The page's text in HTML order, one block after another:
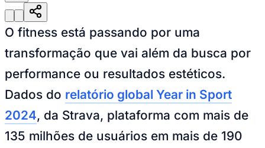
AldeiaAldeia da Serra
Belval
VistaCalifórnia Carapicuíba Chácaras Marco
RegiãoCotiaCruz PretaEngenho Novo Fazenda
Militar ItapeviJandira Jardim Audir Jardim Belval Jardim
CalifórniaJardim dos AltosJardim dos CamargosJardim
EsperançaJardim Graziela Jardim Iracema Jardim ItaquitiJardim
Julio Jardim LíbanoJardim Maria CristinaJardim Maria Helena
MutingaJardim ParaísoJardim PaulistaJardim ReginaliceJardim São
LuísJardim São PedroJardim São SilvestreJardim SilveiraJardim
TupãJardim TupanciMutingaNova AldeinhaOsascoParque dos
Camargos Parque ImperialParque Santa Luzia Parque VianaPirapora
do Bom JesusRecanto PhrynéaSantana de
Parnaíba
Silveira Tamboré Vale do Sol Vila Barros Vila Boa Vista
O fitness está passando por uma
transformação que vai além da busca por
performance ou resultados estéticos.
Dados do relatório global Year in Sport
2024, da Strava, plataforma com mais de
135 milhões de usuários em mais de 190